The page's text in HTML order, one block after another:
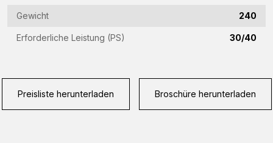
Gewicht 240
Erforderliche Leistung (PS) 30/40
Preisliste herunterladen Broschüre herunterladen
(Required)
CAPTCHA